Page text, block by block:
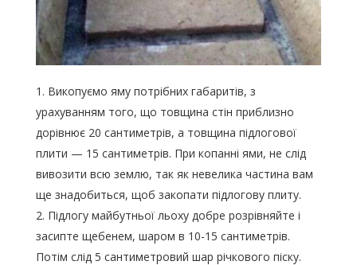
Викопуємо яму потрібних габаритів, з
урахуванням того, що товщина стін приблизно
дорівнює 20 сантиметрів, а товщина підлогової
плити — 15 сантиметрів. При копанні ями, не слід
вивозити всю землю, так як невелика частина вам
ще знадобиться, щоб закопати підлогову плиту.
Підлогу майбутньої льоху добре розрівняйте і
засипте щебенем, шаром в 10-15 сантиметрів.
Потім слід 5 сантиметровий шар річкового піску.